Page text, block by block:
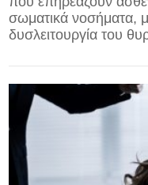
σωματικά νοσήματα,
δυσλειτουργία του